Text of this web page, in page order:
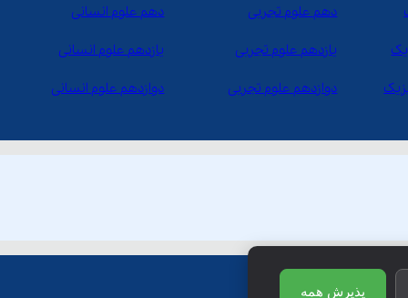
دهم علوم تجربی دهم علوم انسانی
یازدهم علوم تجربی یازدهم علوم انسانی
دوازدهم علوم تجربی دوازدهم علوم انسانی
پذیرش همه